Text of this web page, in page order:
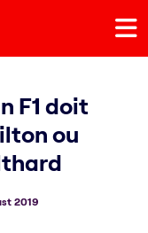
F1 doit
ou
2019